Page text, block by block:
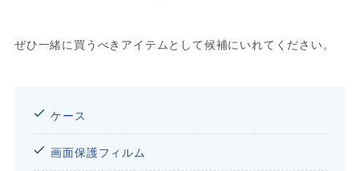
ぜひ一緒に買うべきアイテムとして候補にいれてください。
ケース
画面保護フィルム